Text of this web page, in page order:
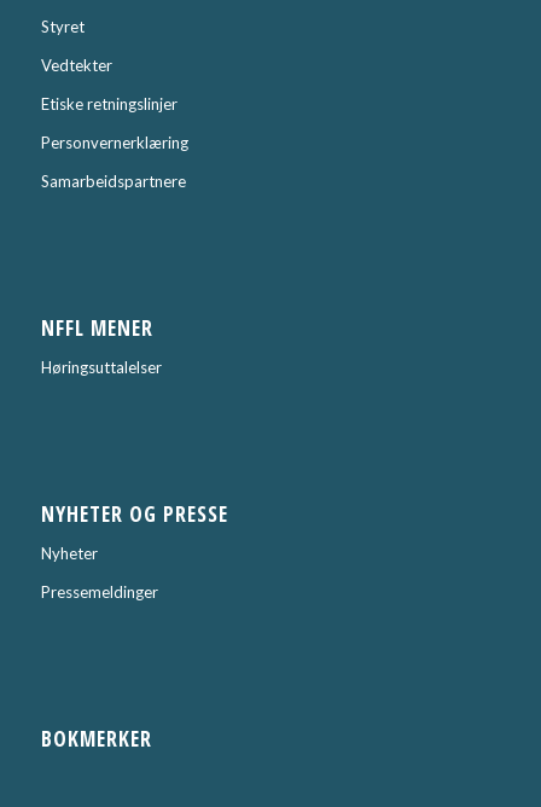
Styret
Vedtekter
Etiske retningslinjer
Personvernerklæring
Samarbeidspartnere
NFFL MENER
Høringsuttalelser
NYHETER OG PRESSE
Nyheter
Pressemeldinger
BOKMERKER